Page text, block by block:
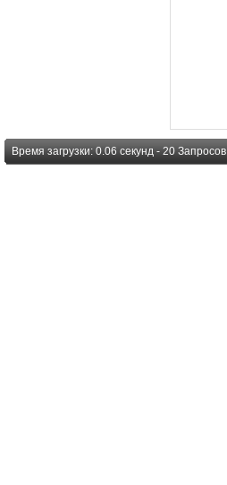
Время загрузки: 0.06 секунд - 20 Запросов